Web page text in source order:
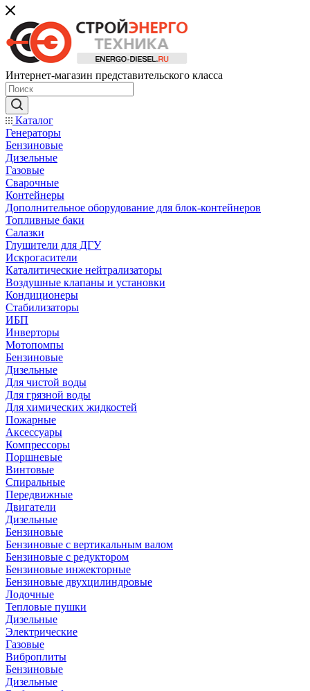
Интернет-магазин представительского класса
Каталог
Генераторы
Бензиновые
Дизельные
Газовые
Сварочные
Контейнеры
Дополнительное оборудование для блок-контейнеров
Топливные баки
Салазки
Глушители для ДГУ
Искрогасители
Каталитические нейтрализаторы
Воздушные клапаны и установки
Кондиционеры
Стабилизаторы
ИБП
Инверторы
Мотопомпы
Бензиновые
Дизельные
Для чистой воды
Для грязной воды
Для химических жидкостей
Пожарные
Аксессуары
Компрессоры
Поршневые
Винтовые
Спиральные
Передвижные
Двигатели
Дизельные
Бензиновые
Бензиновые с вертикальным валом
Бензиновые с редуктором
Бензиновые инжекторные
Бензиновые двухцилиндровые
Лодочные
Тепловые пушки
Дизельные
Электрические
Газовые
Виброплиты
Бензиновые
Дизельные